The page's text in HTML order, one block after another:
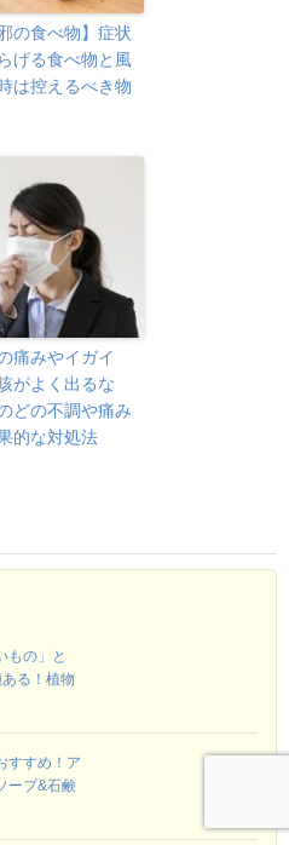
邪の食べ物】症状
げる食べ物と風
は控えるべき物
痛みやイガイ
がよく出るな
どの不調や痛み
的な対処法
もの」と
ある！植物
すすめ！ア
ープ&石鹸